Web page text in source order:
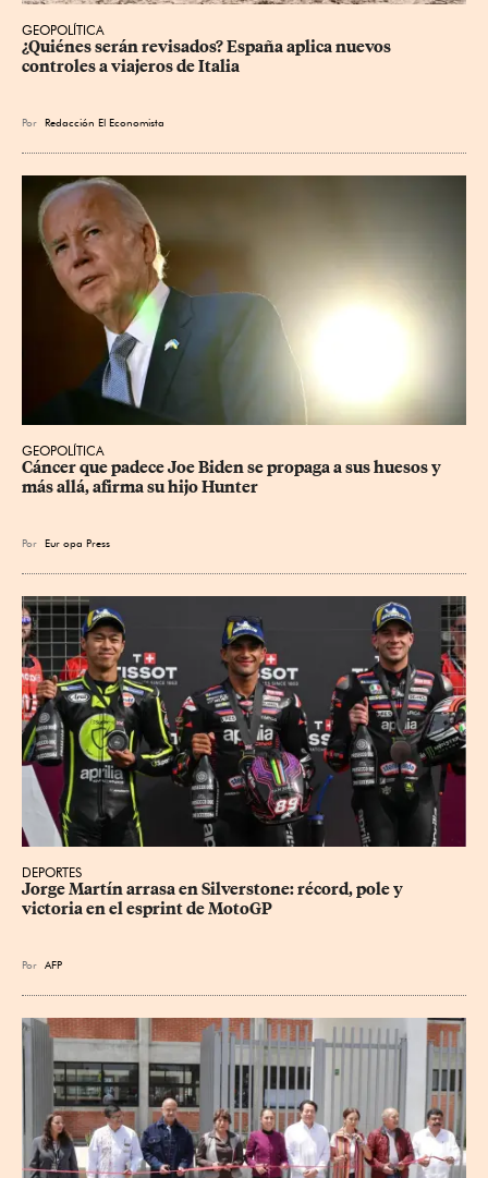
GEOPOLÍTICA
¿Quiénes serán revisados? España aplica nuevos
controles a viajeros de Italia
Por Redacción El Economista
GEOPOLÍTICA
Cáncer que padece Joe Biden se propaga a sus huesos y
más allá, afirma su hijo Hunter
Por Eur opa Press
DEPORTES
Jorge Martín arrasa en Silverstone: récord, pole y
victoria en el esprint de MotoGP
Por AFP